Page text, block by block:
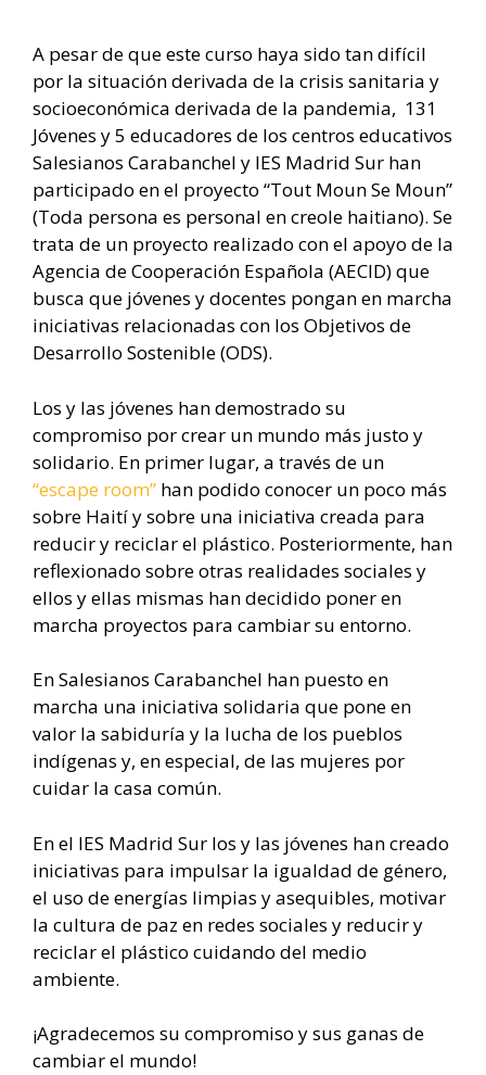
A pesar de que este curso haya sido tan difícil
por la situación derivada de la crisis sanitaria y
socioeconómica derivada de la pandemia, 131
Jóvenes y 5 educadores de los centros educativos
Salesianos Carabanchel y IES Madrid Sur han
participado en el proyecto “Tout Moun Se Moun”
(Toda persona es personal en creole haitiano). Se
trata de un proyecto realizado con el apoyo de la
Agencia de Cooperación Española (AECID) que
busca que jóvenes y docentes pongan en marcha
iniciativas relacionadas con los Objetivos de
Desarrollo Sostenible (ODS).
Los y las jóvenes han demostrado su
compromiso por crear un mundo más justo y
solidario. En primer lugar, a través de un
“escape room” han podido conocer un poco más
sobre Haití y sobre una iniciativa creada para
reducir y reciclar el plástico. Posteriormente, han
reflexionado sobre otras realidades sociales y
ellos y ellas mismas han decidido poner en
marcha proyectos para cambiar su entorno.
En Salesianos Carabanchel han puesto en
marcha una iniciativa solidaria que pone en
valor la sabiduría y la lucha de los pueblos
indígenas y, en especial, de las mujeres por
cuidar la casa común.
En el IES Madrid Sur los y las jóvenes han creado
iniciativas para impulsar la igualdad de género,
el uso de energías limpias y asequibles, motivar
la cultura de paz en redes sociales y reducir y
reciclar el plástico cuidando del medio
ambiente.
¡Agradecemos su compromiso y sus ganas de
cambiar el mundo!